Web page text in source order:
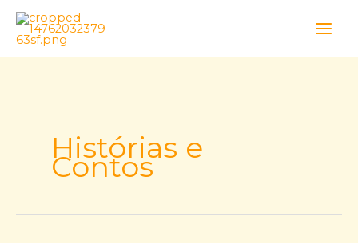
Skip
content
Histórias e
Contos